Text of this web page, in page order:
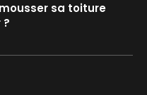
sa toiture